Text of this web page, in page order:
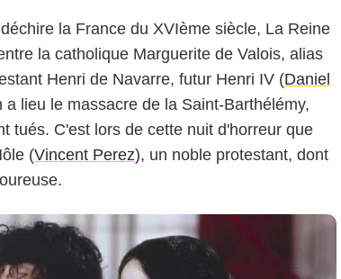
la France du XVIème siècle, La Reine
la catholique Marguerite de Valois, alias
Henri de Navarre, futur Henri IV (Daniel
lieu le massacre de la Saint-Barthélémy,
tués. C'est lors de cette nuit d'horreur que
(Vincent Perez), un noble protestant, dont